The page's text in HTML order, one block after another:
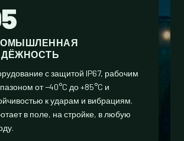
с защитой IP67, рабочим
от −40°C до +85°C и
к ударам и вибрациям.
в поле, на стройке, в любую